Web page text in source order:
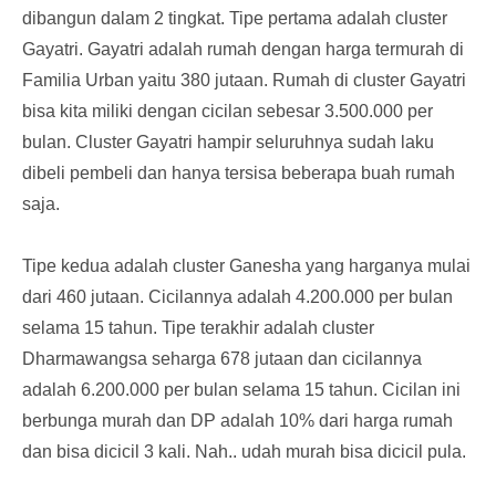
dibangun dalam 2 tingkat. Tipe pertama adalah cluster
Gayatri. Gayatri adalah rumah dengan harga termurah di
Familia Urban yaitu 380 jutaan. Rumah di cluster Gayatri
bisa kita miliki dengan cicilan sebesar 3.500.000 per
bulan. Cluster Gayatri hampir seluruhnya sudah laku
dibeli pembeli dan hanya tersisa beberapa buah rumah
saja.
Tipe kedua adalah cluster Ganesha yang harganya mulai
dari 460 jutaan. Cicilannya adalah 4.200.000 per bulan
selama 15 tahun. Tipe terakhir adalah cluster
Dharmawangsa seharga 678 jutaan dan cicilannya
adalah 6.200.000 per bulan selama 15 tahun. Cicilan ini
berbunga murah dan DP adalah 10% dari harga rumah
dan bisa dicicil 3 kali. Nah.. udah murah bisa dicicil pula.